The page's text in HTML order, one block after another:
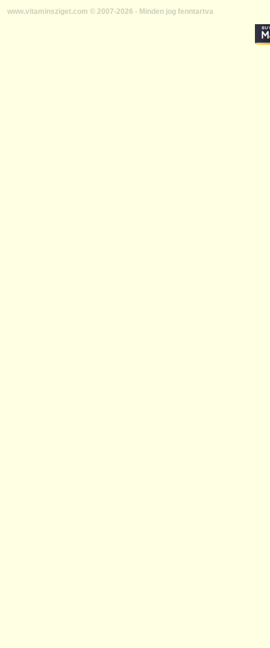
www.vitaminsziget.com © 2007-2026 - Minden jog fenntartva